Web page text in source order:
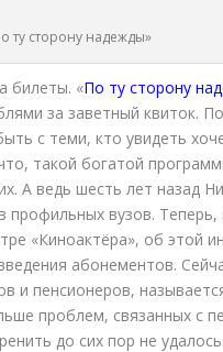
ту сторону надежды»
билеты. «По ту сторону
за заветный квиток.
с теми, кто увидеть
такой богатой
А ведь шесть лет назад
вузов. Теперь,
«Киноактёра», об этой
абонементов.
и пенсионеров,
проблем, связанных с
до сих пор не